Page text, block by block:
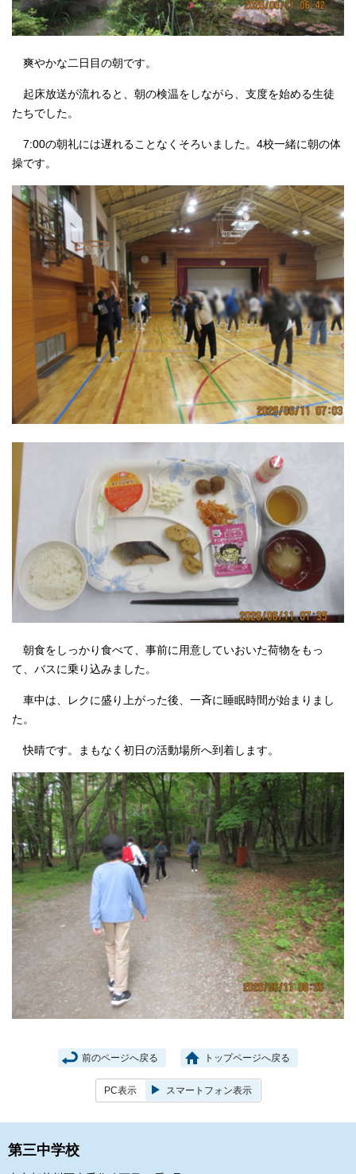
爽やかな二日目の朝です。
起床放送が流れると、朝の検温をしながら、支度を始める生徒
たちでした。
7:00の朝礼には遅れることなくそろいました。4校一緒に朝の体
操です。
朝食をしっかり食べて、事前に用意していおいた荷物をもっ
て、バスに乗り込みました。
車中は、レクに盛り上がった後、一斉に睡眠時間が始まりまし
た。
快晴です。まもなく初日の活動場所へ到着します。
前のページへ戻る トップページへ戻る
PC表示 スマートフォン表示
第三中学校